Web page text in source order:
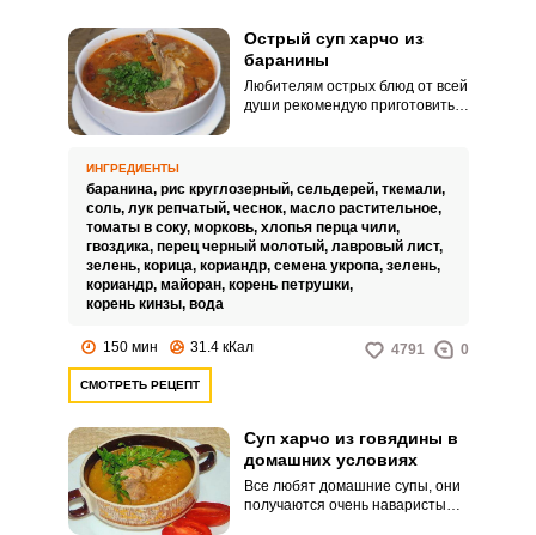
Острый суп харчо из
баранины
Любителям острых блюд от всей
души рекомендую приготовить
понравится всем, кто любит
ароматные приправы и специи.
ИНГРЕДИЕНТЫ
баранина, рис круглозерный, сельдерей, ткемали,
соль, лук репчатый, чеснок, масло растительное,
томаты в соку, морковь, хлопья перца чили,
гвоздика, перец черный молотый, лавровый лист,
зелень, корица, кориандр, семена укропа, зелень,
кориандр, майоран, корень петрушки,
корень кинзы, вода
150 мин 31.4 кКал 4791 0
СМОТРЕТЬ РЕЦЕПТ
Суп харчо из говядины в
домашних условиях
Все любят домашние супы, они
получаются очень наваристыми